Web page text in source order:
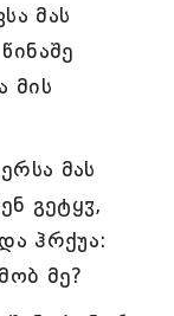
მას
მის
მას
გეტყჳ,
ჰრქუა:
მე?